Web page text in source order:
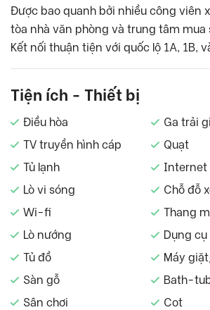
Được bao quanh bởi nhiều công viên
tòa nhà văn phòng và trung tâm mua
Kết nối thuận tiện với quốc lộ 1A, 1B,
Tiện ích - Thiết bị
Điều hòa
Ga trải
TV truyền hình cáp
Quạt
Tủ lạnh
Internet
Lò vi sóng
Chỗ đỗ
Wi-fi
Thang
Lò nướng
Dụng
Tủ đồ
Máy
Sàn gỗ
Bath-
Sân chơi
Cot